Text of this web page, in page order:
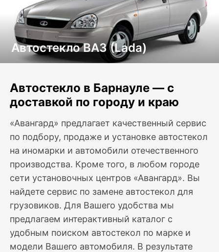
Автостекло ВАЗ (Lada)
Автостекло в Барнауле — с
доставкой по городу и краю
«Авангард» предлагает качественный сервис
по подбору, продаже и установке автостекол
на иномарки и автомобили отечественного
производства. Кроме того, в любом городе
сети установочных центров «Авангард». Вы
найдете сервис по замене автостекол для
грузовиков. Для Вашего удобства мы
предлагаем интерактивный каталог с
удобным поиском автостекол по марке и
модели Вашего автомобиля. В результате